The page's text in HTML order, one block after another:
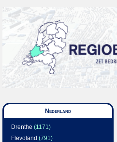
Nederland
Drenthe (1171)
Flevoland (791)